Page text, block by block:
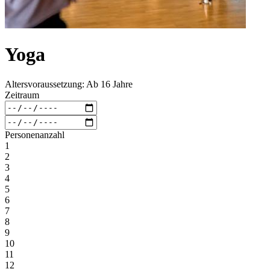
Yoga
Altersvoraussetzung: Ab 16 Jahre
Zeitraum
Personenanzahl
1
2
3
4
5
6
7
8
9
10
11
12